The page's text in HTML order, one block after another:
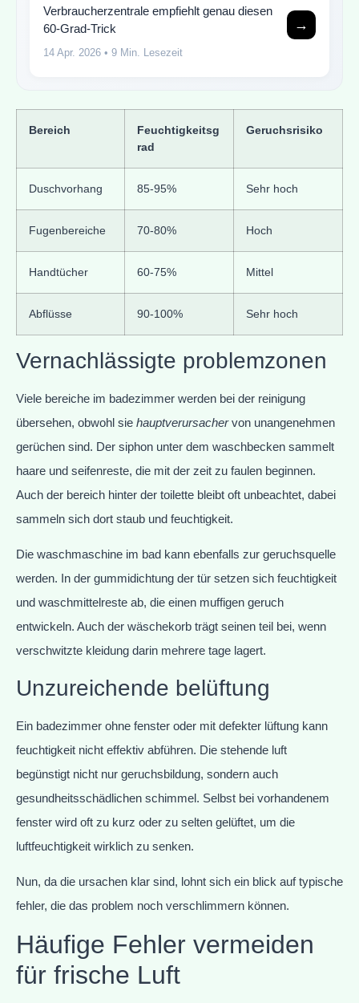
Verbraucherzentrale empfiehlt genau diesen
60-Grad-Trick
14 Apr. 2026 • 9 Min. Lesezeit
→
Bereich
Feuchtigkeitsg
rad
Geruchsrisiko
Duschvorhang 85-95% Sehr hoch
Fugenbereiche 70-80% Hoch
Handtücher 60-75% Mittel
Abflüsse 90-100% Sehr hoch
Vernachlässigte problemzonen
Viele bereiche im badezimmer werden bei der reinigung
übersehen, obwohl sie hauptverursachervon unangenehmen
gerüchen sind. Der siphon unter dem waschbecken sammelt
haare und seifenreste, die mit der zeit zu faulen beginnen.
Auch der bereich hinter der toilette bleibt oft unbeachtet, dabei
sammeln sich dort staub und feuchtigkeit.
Die waschmaschine im bad kann ebenfalls zur geruchsquelle
werden. In der gummidichtung der tür setzen sich feuchtigkeit
und waschmittelreste ab, die einen muffigen geruch
entwickeln. Auch der wäschekorb trägt seinen teil bei, wenn
verschwitzte kleidung darin mehrere tage lagert.
Unzureichende belüftung
Ein badezimmer ohne fenster oder mit defekter lüftung kann
feuchtigkeit nicht effektiv abführen. Die stehende luft
begünstigt nicht nur geruchsbildung, sondern auch
gesundheitsschädlichen schimmel. Selbst bei vorhandenem
fenster wird oft zu kurz oder zu selten gelüftet, um die
luftfeuchtigkeit wirklich zu senken.
Nun, da die ursachen klar sind, lohnt sich ein blick auf typische
fehler, die das problem noch verschlimmern können.
Häufige Fehler vermeiden
für frische Luft